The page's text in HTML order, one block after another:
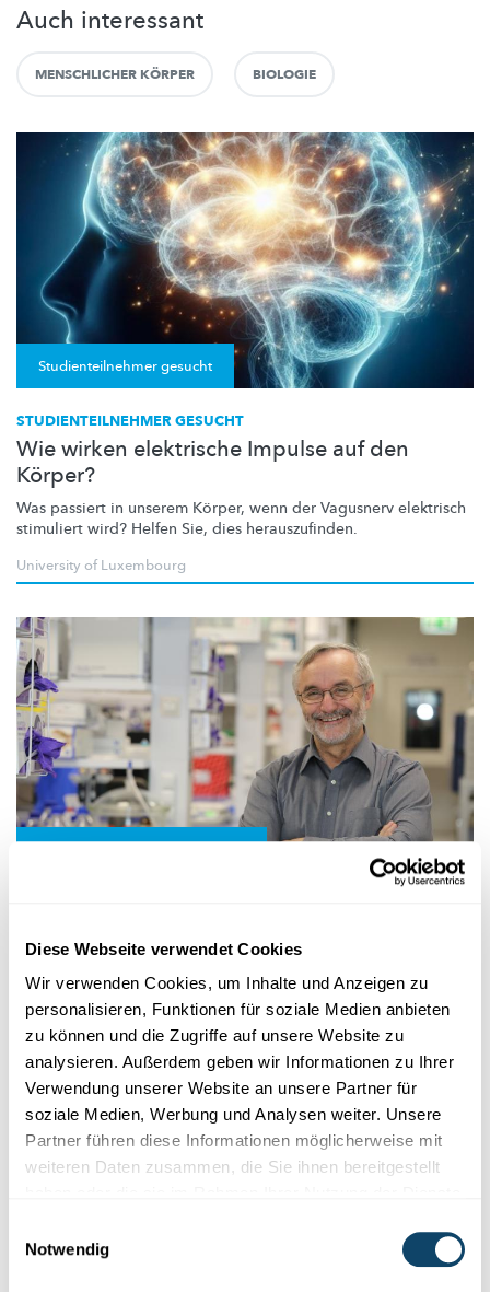
Diese Webseite verwendet Cookies
Wir verwenden Cookies, um Inhalte und Anzeigen zu
personalisieren, Funktionen für soziale Medien anbieten
zu können und die Zugriffe auf unsere Website zu
analysieren. Außerdem geben wir Informationen zu Ihrer
Verwendung unserer Website an unsere Partner für
soziale Medien, Werbung und Analysen weiter. Unsere
Partner führen diese Informationen möglicherweise mit
weiteren Daten zusammen, die Sie ihnen bereitgestellt
Notwendig
Auch interessant
MENSCHLICHER KÖRPER BIOLOGIE
Studienteilnehmer gesucht
STUDIENTEILNEHMER GESUCHT
Wie wirken elektrische Impulse auf den
Körper?
Was passiert in unserem Körper, wenn der Vagusnerv elektrisch
stimuliert wird? Helfen Sie, dies herauszufinden.
University of Luxembourg
Wissenschaftliche Evidenz in Pandemie-
Zeiten
Masken, Übertragung,AstraZeneca-Empfehlungen:
Wissenschaftliche Evidenzkristallisiertsich meistens aus einem
kontinui...
University of Luxembourg ,LCSB